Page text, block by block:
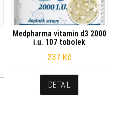
Medpharma vitamin d3 2000
i.u. 107 tobolek
237 Kč
DETAIL